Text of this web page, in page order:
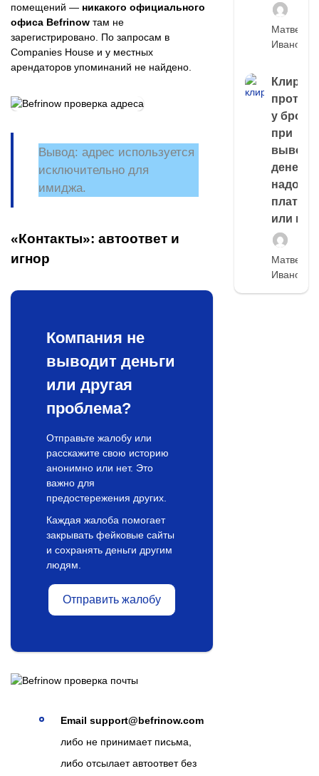
помещений — никакого официального
офиса Befrinow там не
зарегистрировано. По запросам в
Companies House и у местных
арендаторов упоминаний не найдено.
Вывод: адрес используется
исключительно для
имиджа.
«Контакты»: автоответ и
игнор
Компания не
выводит деньги
или другая
проблема?
Отправьте жалобу или
расскажите свою историю
анонимно или нет. Это
важно для
предостережения других.
Каждая жалоба помогает
закрывать фейковые сайты
и сохранять деньги другим
людям.
Отправить жалобу
Email support@befrinow.com
либо не принимает письма,
либо отсылает автоответ без
Матвей
Иванов
Клиринг
у
при
выводе
денег,
надо
платить
или
Матвей
Иванов